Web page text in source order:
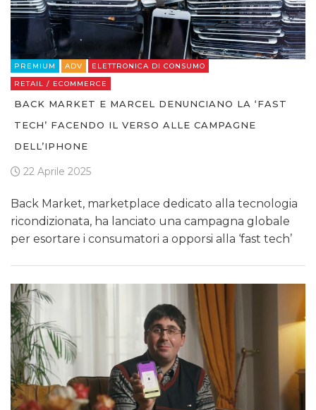
PREMIUM ADV
ELETTRONICA DI CONSUMO
RETAIL / ECOMMERCE
BACK MARKET E MARCEL DENUNCIANO LA ‘FAST
TECH’ FACENDO IL VERSO ALLE CAMPAGNE
DELL’IPHONE
22 Aprile 2025
Back Market, marketplace dedicato alla tecnologia
ricondizionata, ha lanciato una campagna globale
per esortare i consumatori a opporsi alla ‘fast tech’